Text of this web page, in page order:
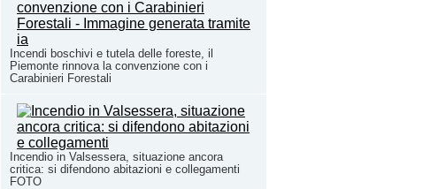
Incendi boschivi e tutela delle foreste, il
Piemonte rinnova la convenzione con i
Carabinieri Forestali
Incendio in Valsessera, situazione ancora
critica: si difendono abitazioni e collegamenti
FOTO